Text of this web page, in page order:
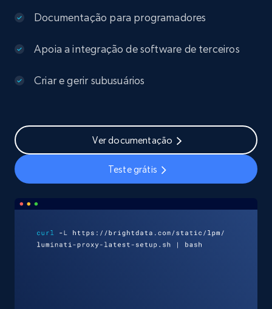
Documentação para programadores
Apoia a integração de software de terceiros
Criar e gerir subusuários
Ver documentação
Teste grátis